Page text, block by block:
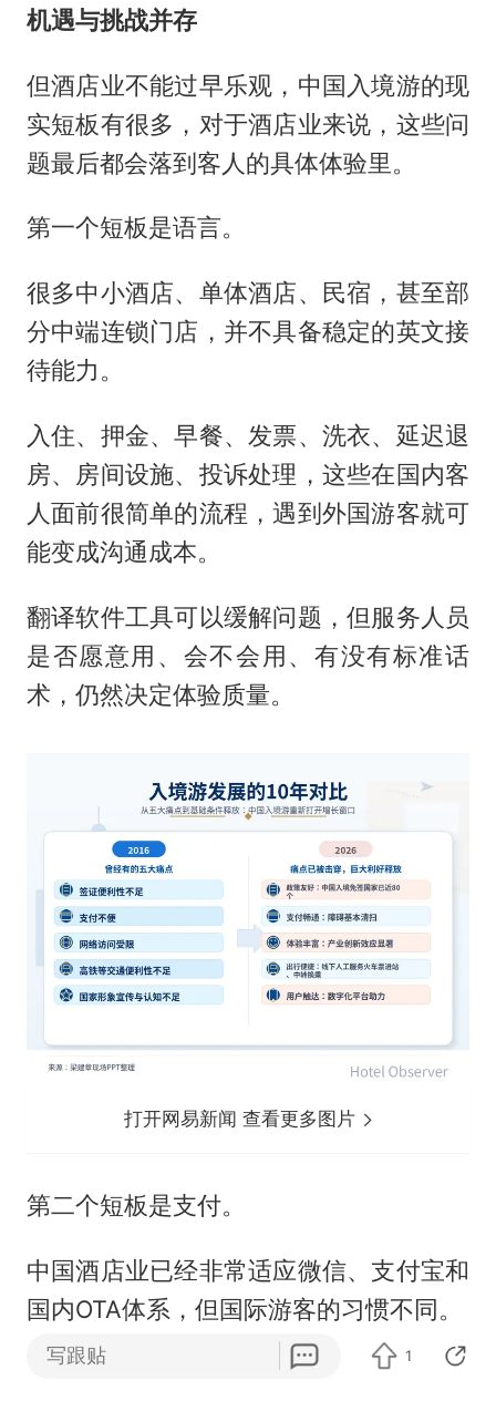
机遇与挑战并存
但酒店业不能过早乐观，中国入境游的现
实短板有很多，对于酒店业来说，这些问
题最后都会落到客人的具体体验里。
第一个短板是语言。
很多中小酒店、单体酒店、民宿，甚至部
分中端连锁门店，并不具备稳定的英文接
待能力。
入住、押金、早餐、发票、洗衣、延迟退
房、房间设施、投诉处理，这些在国内客
人面前很简单的流程，遇到外国游客就可
能变成沟通成本。
翻译软件工具可以缓解问题，但服务人员
是否愿意用、会不会用、有没有标准话
术，仍然决定体验质量。
打开网易新闻 查看更多图片
第二个短板是支付。
中国酒店业已经非常适应微信、支付宝和
国内OTA体系，但国际游客的习惯不同。
他们依赖国际信用卡、Apple Pay、
写跟贴 1